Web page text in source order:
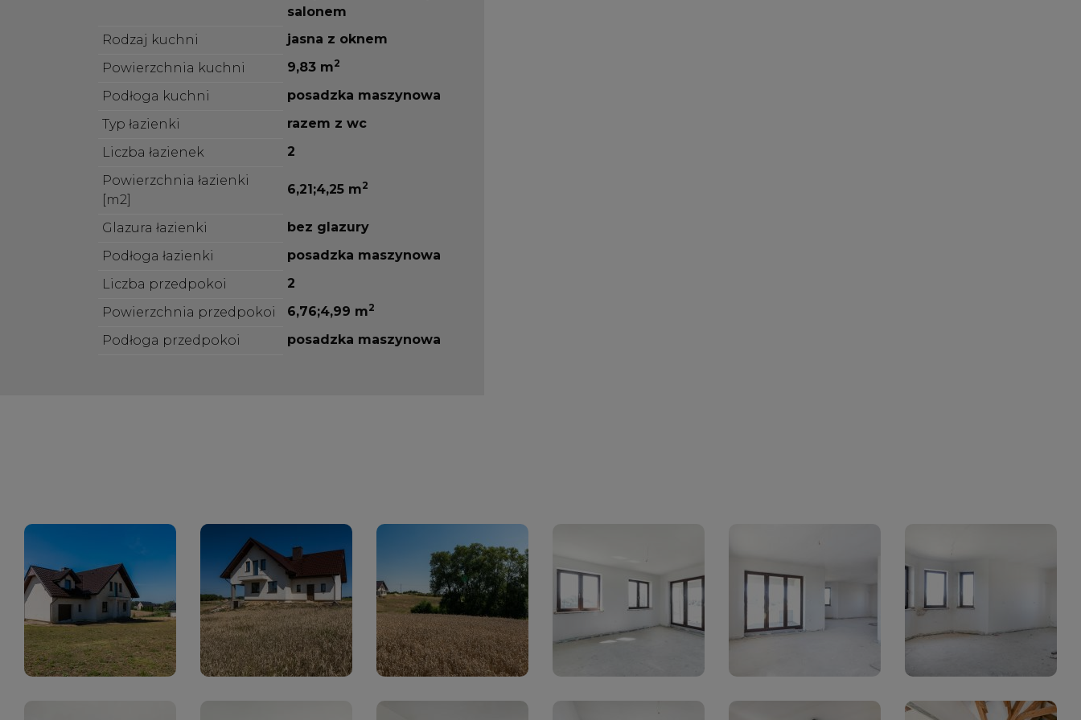
salonem
Rodzaj kuchni
jasna z oknem
Powierzchnia kuchni
9,83 m2
Podłoga kuchni
posadzka maszynowa
Typ łazienki
razem z wc
Liczba łazienek
2
Powierzchnia łazienki
[m2]
6,21;4,25 m2
Glazura łazienki
bez glazury
Podłoga łazienki
posadzka maszynowa
Liczba przedpokoi
2
Powierzchnia przedpokoi
6,76;4,99 m2
Podłoga przedpokoi posadzka maszynowa